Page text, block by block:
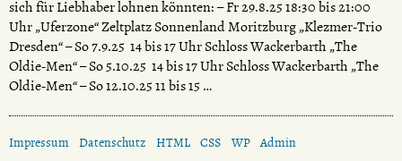
sich für Liebhaber lohnen könnten: – Fr 29.8.25 18:30 bis 21:00
Uhr „Uferzone“ Zeltplatz Sonnenland Moritzburg „Klezmer-Trio
Dresden“ – So 7.9.25 14 bis 17 Uhr Schloss Wackerbarth „The
Oldie-Men“ – So 5.10.25 14 bis 17 Uhr Schloss Wackerbarth „The
Oldie-Men“ – So 12.10.25 11 bis 15 …
Impressum Datenschutz HTML CSS WP Admin